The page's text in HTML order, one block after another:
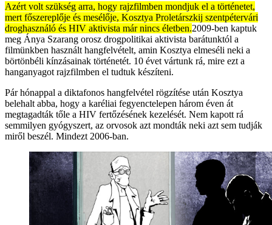
Azért volt szükség arra, hogy rajzfilmben mondjuk el a történetet,
mert főszereplője és mesélője, Kosztya Proletárszkij szentpétervári
droghasználó és HIV aktivista már nincs életben.2009-ben kaptuk
meg Ánya Szarang orosz drogpolitikai aktivista barátunktól a
filmünkben használt hangfelvételt, amin Kosztya elmeséli neki a
börtönbéli kínzásainak történetét. 10 évet vártunk rá, mire ezt a
hanganyagot rajzfilmben el tudtuk készíteni.
Pár hónappal a diktafonos hangfelvétel rögzítése után Kosztya
belehalt abba, hogy a karéliai fegyenctelepen három éven át
megtagadták tőle a HIV fertőzésének kezelését. Nem kapott rá
semmilyen gyógyszert, az orvosok azt mondták neki azt sem tudják
miről beszél. Mindezt 2006-ban.